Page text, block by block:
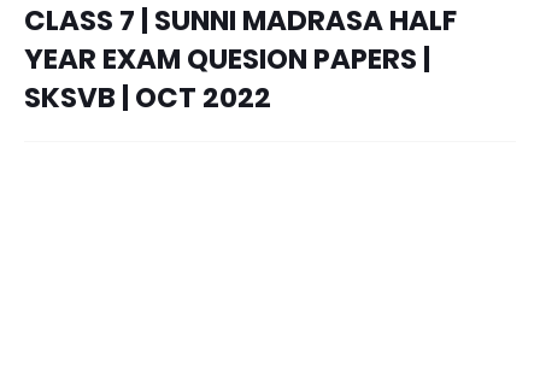
CLASS 7 | SUNNI MADRASA HALF
YEAR EXAM QUESION PAPERS |
SKSVB | OCT 2022